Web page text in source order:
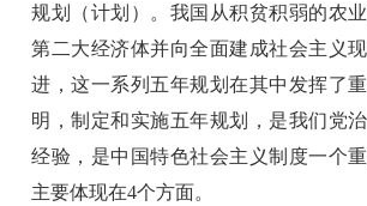
规划（计划）。我国从积贫积弱的农
第二大经济体并向全面建成社会主义
进，这一系列五年规划在其中发挥了
明，制定和实施五年规划，是我们党
经验，是中国特色社会主义制度一个
主要体现在4个方面。